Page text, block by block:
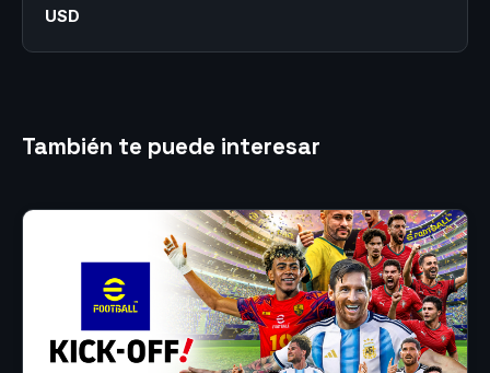
USD
También te puede interesar